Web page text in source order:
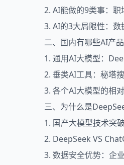
2. AI能做的9类事：
3. AI的3大局限性：
二、国内有哪些AI产品
1. 通用AI大模型：
2. 垂类AI工具：秘塔
3. 各个AI大模型的相
三、为什么是
1. 国产大模型技术突
2. DeepSeek VS
3. 数据安全优势：企